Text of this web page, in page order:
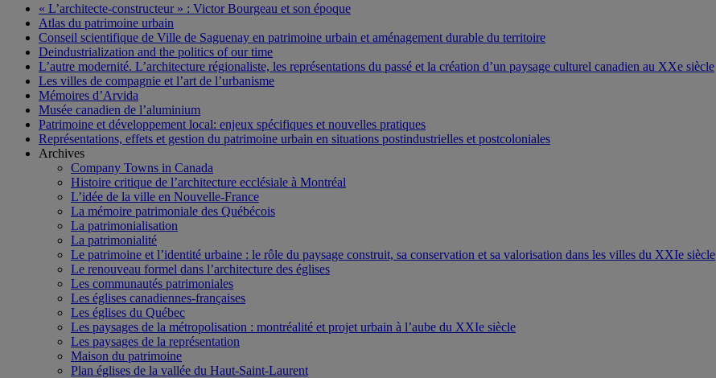
« L’architecte-constructeur » : Victor Bourgeau et son époque
Atlas du patrimoine urbain
Conseil scientifique de Ville de Saguenay en patrimoine urbain et aménagement durable du territoire
Deindustrialization and the politics of our time
L’autre modernité. L’architecture régionaliste, les représentations du passé et la création d’un paysage culturel canadien au XXe siècle
Les villes de compagnie et l’art de l’urbanisme
Mémoires d’Arvida
Musée canadien de l’aluminium
Patrimoine et développement local: enjeux spécifiques et nouvelles pratiques
Représentations, effets et gestion du patrimoine urbain en situations postindustrielles et postcoloniales
Archives
Company Towns in Canada
Histoire critique de l’architecture ecclésiale à Montréal
L’idée de la ville en Nouvelle-France
La mémoire patrimoniale des Québécois
La patrimonialisation
La patrimonialité
Le patrimoine et l’identité urbaine : le rôle du paysage construit, sa conservation et sa valorisation dans les villes du XXIe siècle
Le renouveau formel dans l’architecture des églises
Les communautés patrimoniales
Les églises canadiennes-françaises
Les églises du Québec
Les paysages de la métropolisation : montréalité et projet urbain à l’aube du XXIe siècle
Les paysages de la représentation
Maison du patrimoine
Plan églises de la vallée du Haut-Saint-Laurent